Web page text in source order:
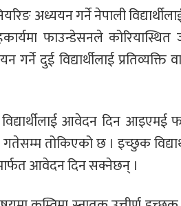
अध्ययन गर्ने नेपाली
फाउन्डेसनले कोरियास्थित
गर्ने दुई विद्यार्थीलाई
आवेदन दिन
तोकिएको छ । इच्छुक
आवेदन दिन सक्नेछन् ।